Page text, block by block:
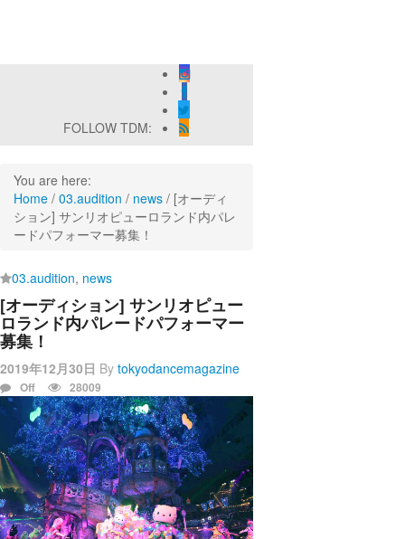
練の幽霊と怪物―「珊瑚」「円山町」―』
』 Produced by YOH UENO
2DAYSFOLLOW TDM:
You are here:
Home / 03.audition / news / [オーディ
ション] サンリオピューロランド内パレ
ードパフォーマー募集！
03.audition, news
[オーディション] サンリオピュー
ロランド内パレードパフォーマー
募集！
2019年12月30日 By tokyodancemagazine
Off 28009